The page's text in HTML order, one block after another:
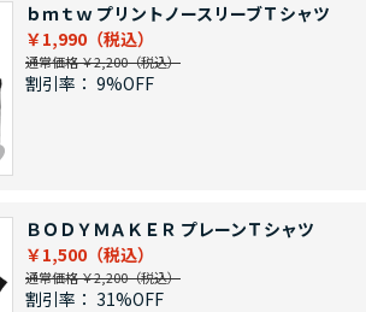
ｂｍｔｗ プリントノースリーブＴシャツ
￥1,990
通常価格 ￥2,200
割引率： 9%OFF
ＢＯＤＹＭＡＫＥＲ プレーンＴシャツ
￥1,500
通常価格 ￥2,200
割引率： 31%OFF